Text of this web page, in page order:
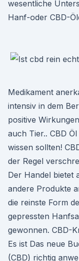
wesentliche
Hanf-oder CBD-
Medikament
intensiv in dem
positive
auch Tier.. CBD
wissen sollten!
der Regel
Der Handel bietet
andere Produkte
die reinste Form
gepressten
gewonnen. CBD-
Es ist Das neue
(CBD) richtig